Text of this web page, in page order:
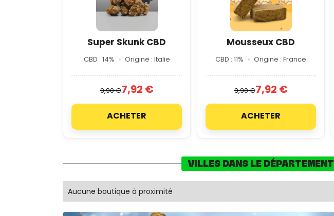
Super Skunk CBD
CBD : 14% Origine : Italie
9,90 €7,92 €
ACHETER
Mousseux CBD
CBD : 11% Origine : France
9,90 €7,92 €
ACHETER
VILLES DANS LE DÉPARTEMENT
Aucune boutique à proximité